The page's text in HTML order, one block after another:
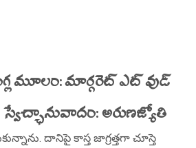
మూలం: మార్గరెట్ ఎట్ వుడ్
స్వేచ్ఛానువాదం:అరుణజ్యోతి
దానిపై కాస్త జాగ్రత్తగా చూస్తె